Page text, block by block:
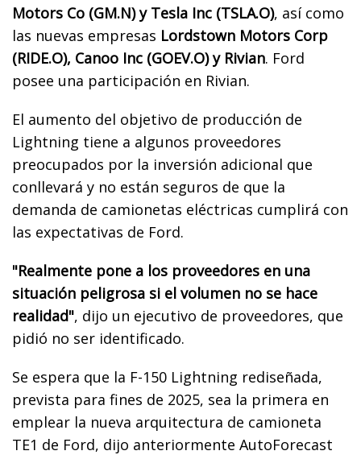
Motors Co (GM.N) y Tesla Inc (TSLA.O), así como
las nuevas empresas Lordstown Motors Corp
(RIDE.O), Canoo Inc (GOEV.O) y Rivian. Ford
posee una participación en Rivian.
El aumento del objetivo de producción de
Lightning tiene a algunos proveedores
preocupados por la inversión adicional que
conllevará y no están seguros de que la
demanda de camionetas eléctricas cumplirá con
las expectativas de Ford.
"Realmente pone a los proveedores en una
situación peligrosa si el volumen no se hace
realidad", dijo un ejecutivo de proveedores, que
pidió no ser identificado.
Se espera que la F-150 Lightning rediseñada,
prevista para fines de 2025, sea la primera en
emplear la nueva arquitectura de camioneta
TE1 de Ford, dijo anteriormente AutoForecast